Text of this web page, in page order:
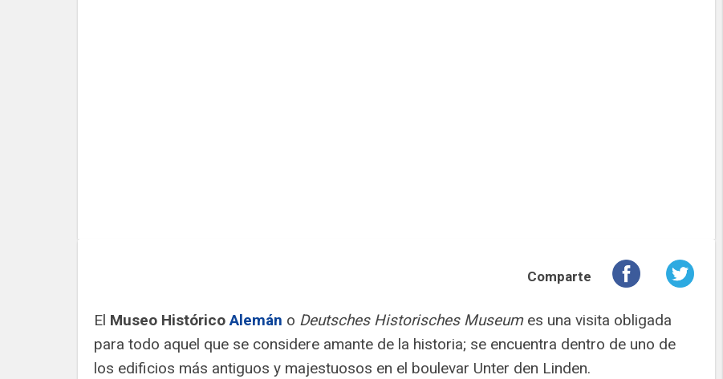
Comparte
El Museo HistóricoAlemán o Deutsches Historisches Museumes una visita obligada
para todo aquel que se considere amante de la historia; se encuentra dentro de uno de
los edificios más antiguos y majestuosos en el boulevar Unter den Linden.